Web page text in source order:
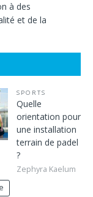
à des
et de la
SPORTS
Quelle
orientation pour
une installation
terrain de padel
?
Zephyra Kaelum